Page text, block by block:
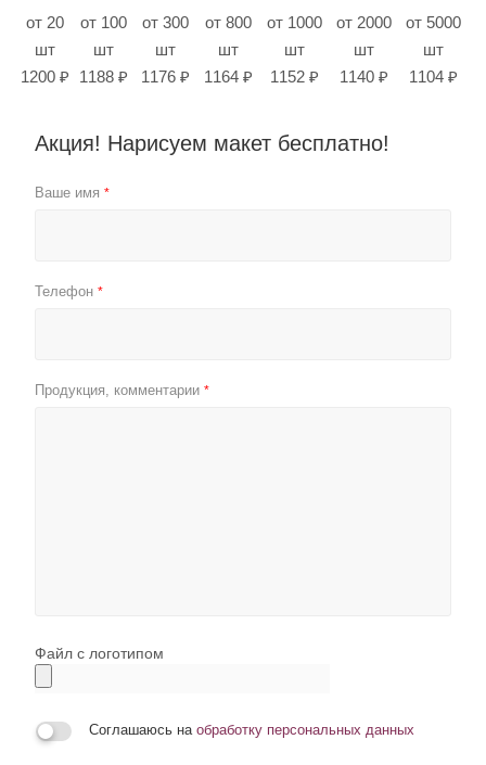
от 20
шт
1200 ₽
от 100
шт
1188 ₽
от 300
шт
1176 ₽
от 800
шт
1164 ₽
от 1000
шт
1152 ₽
от 2000
шт
1140 ₽
от 5000
шт
1104 ₽
Акция! Нарисуем макет бесплатно!
Ваше имя *
Телефон *
Продукция, комментарии *
Файл с логотипом
Соглашаюсь на обработку персональных данных